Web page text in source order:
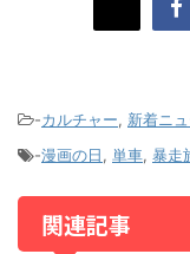
-カルチャー, 新着ニ
-漫画の日, 単車, 暴走
関連記事